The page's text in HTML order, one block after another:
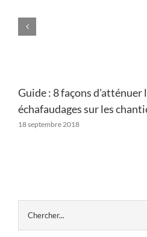
Guide : 8 façons d'atténuer
échafaudages sur les
18 septembre 2018